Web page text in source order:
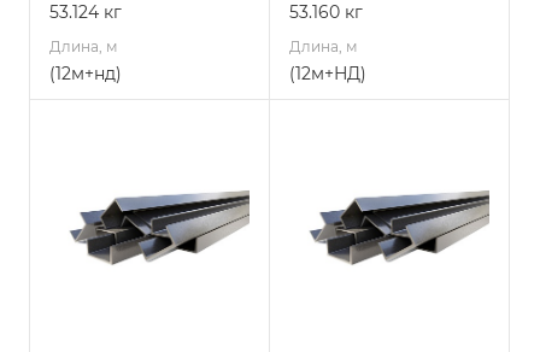
53.124 кг
Длина, м
(12м+нд)
53.160 кг
Длина, м
(12м+НД)